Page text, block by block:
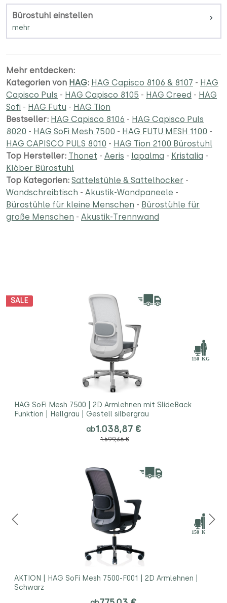
Bürostuhl einstellen
Mehr entdecken:
Kategorien von HAG: HAG Capisco 8106 & 8107 - HAG
Capisco Puls - HAG Capisco 8105 - HAG Creed - HAG
Sofi - HAG Futu - HAG Tion
Bestseller: HAG Capisco 8106 - HAG Capisco Puls
8020 - HAG SoFi Mesh 7500 - HAG FUTU MESH 1100 -
HAG CAPISCO PULS 8010 - HAG Tion 2100 Bürostuhl
Top Hersteller: Thonet - Aeris - lapalma - Kristalia -
Klöber Bürostuhl
Top Kategorien: Sattelstühle & Sattelhocker -
Wandschreibtisch - Akustik-Wandpaneele -
Bürostühle für kleine Menschen - Bürostühle für
große Menschen - Akustik-Trennwand
SALE
HAG SoFi Mesh 7500 | 2D Armlehnen mit SlideBack
Funktion | Hellgrau | Gestell silbergrau
ab1.038,87 €
1.599,36 €
AKTION | HAG SoFi Mesh 7500-F001 | 2D Armlehnen |
Schwarz